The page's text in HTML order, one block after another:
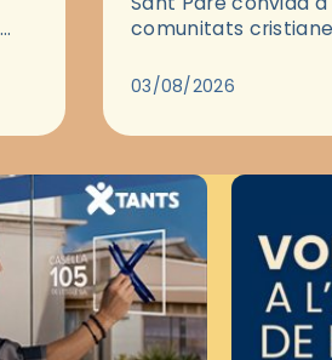
comunitats
pregària, el…
03/08/2026